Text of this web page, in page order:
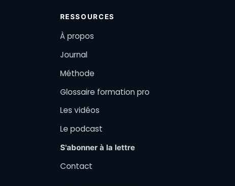
RESSOURCES
À propos
Journal
Méthode
Glossaire formation pro
Les vidéos
Le podcast
S'abonner à la lettre
Contact